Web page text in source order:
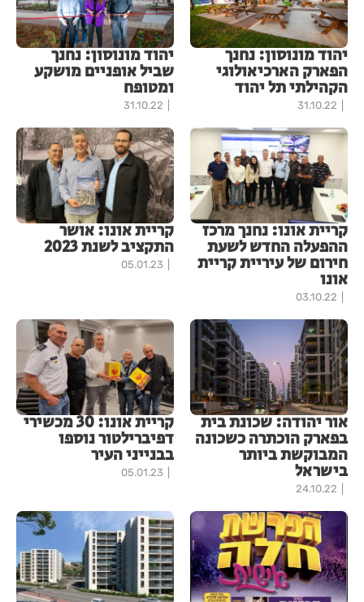
יהוד מונוסון: נחנך
הפארק הארכיאולוגי
הקהילתי תל יהוד
31.10.22
יהוד מונוסון: נחנך
שביל אופניים מושקע
ומטופח
31.10.22
קריית אונו: נחנך מרכז
ההפעלה החדש לשעת
חירום של עיריית קריית
אונו
03.10.22
קריית אונו: אושר
התקציב לשנת 2023
05.01.23
אור יהודה: שכונת בית
בפארק הוכתרה כשכונה
המבוקשת ביותר
בישראל
24.10.22
קריית אונו: 30 מכשירי
דפיברילטור נוספו
בבנייני העיר
05.01.23